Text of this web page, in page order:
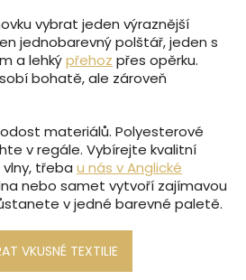
vybrat jeden výraznější
jednobarevný polštář, jeden s
a lehkýpřehoz přes opěrku.
bohatě, ale zároveň
materiálů. Polyesterové
v regále. Vybírejte kvalitní
třeba u nás v Anglické
nebo samet vytvoří zajímavou
v jedné barevné paletě.